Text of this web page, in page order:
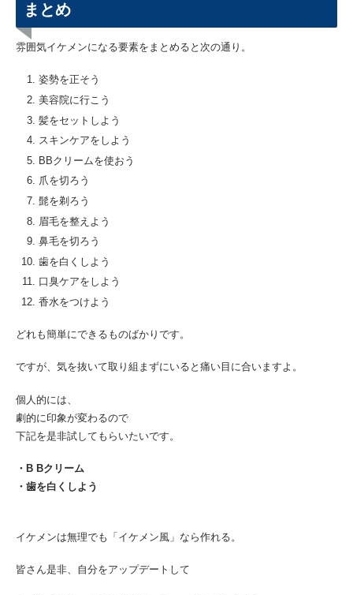
まとめ
雰囲気イケメンになる要素をまとめると次の通り。
姿勢を正そう
美容院に行こう
髪をセットしよう
スキンケアをしよう
BBクリームを使おう
爪を切ろう
髭を剃ろう
眉毛を整えよう
鼻毛を切ろう
歯を白くしよう
口臭ケアをしよう
香水をつけよう
どれも簡単にできるものばかりです。
ですが、気を抜いて取り組まずにいると痛い目に合いますよ。
個人的には、
劇的に印象が変わるので
下記を是非試してもらいたいです。
・B Bクリーム
・歯を白くしよう
イケメンは無理でも「イケメン風」なら作れる。
皆さん是非、自分をアップデートして